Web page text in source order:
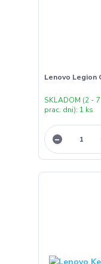
Lenovo Legion
SKLADOM (2 - 7
prac. dni): 1 ks